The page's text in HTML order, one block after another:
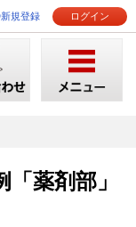
規登録 ログイン
薬剤部」